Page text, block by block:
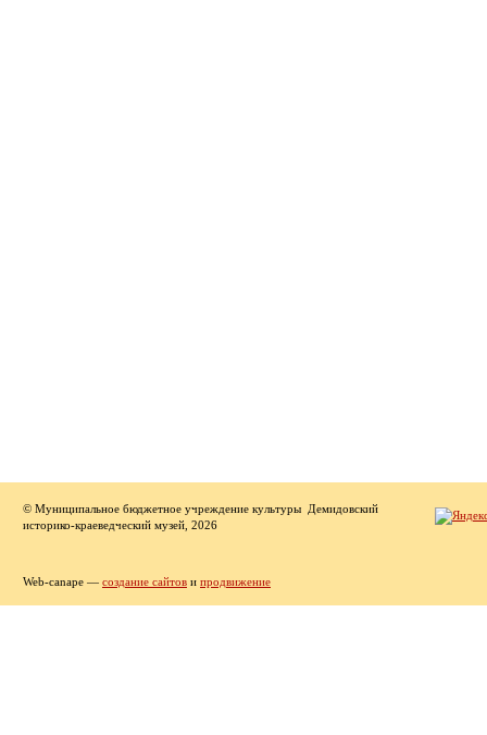
© Муниципальное бюджетное учреждение культуры Демидовский
историко-краеведческий музей, 2026
Web-canape — создание сайтов и продвижение